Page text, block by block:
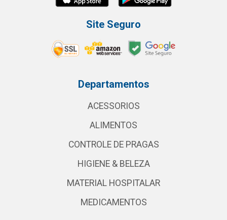
Site Seguro
Departamentos
ACESSORIOS
ALIMENTOS
CONTROLE DE PRAGAS
HIGIENE & BELEZA
MATERIAL HOSPITALAR
MEDICAMENTOS